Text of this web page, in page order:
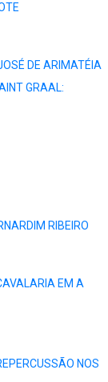
DE ARIMATÉIA
GRAAL:
RIBEIRO
EM A
NOS